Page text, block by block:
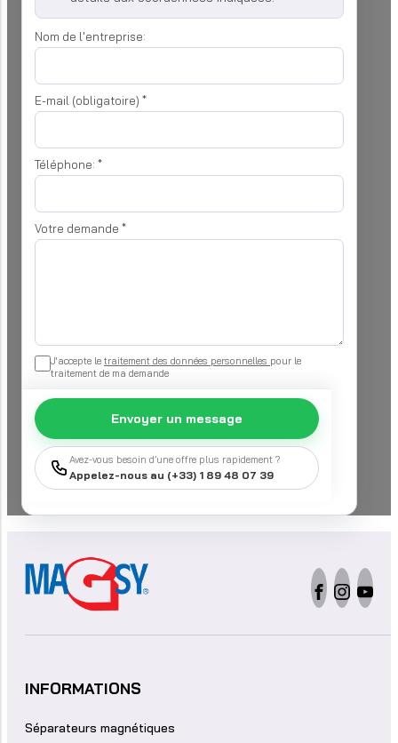
Nom de l'entreprise:
E-mail (obligatoire) *
Téléphone: *
Votre demande *
J'accepte le traitement des données personnelles pour le
traitement de ma demande
Envoyer un message
Avez-vous besoin d’une offre plus rapidement ?
Appelez-nous au (+33) 1 89 48 07 39
INFORMATIONS
Séparateurs magnétiques